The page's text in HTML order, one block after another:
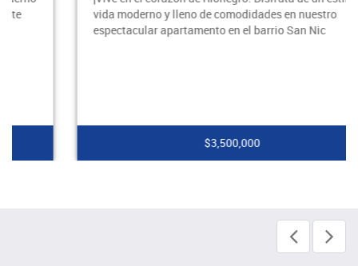
vida moderno y lleno de comodidades en nuestro
espectacular apartamento en el barrio San Nic
$3,500,000